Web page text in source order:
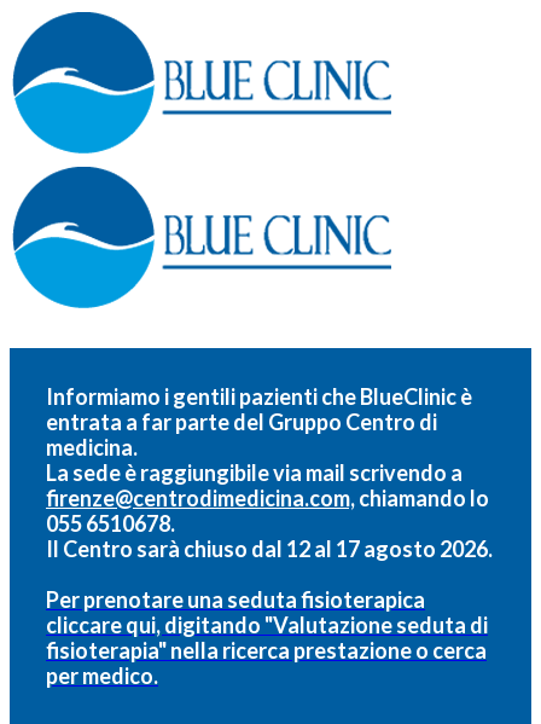
Informiamo i gentili pazienti che BlueClinic è
entrata a far parte del Gruppo Centro di
medicina.
La sede è raggiungibile via mail scrivendo a
firenze@centrodimedicina.com,chiamando lo
055 6510678.
Il Centro sarà chiuso dal 12 al 17 agosto 2026.
Per prenotare una seduta fisioterapica
cliccare qui, digitando "Valutazione seduta di
fisioterapia" nella ricerca prestazione o cerca
per medico.